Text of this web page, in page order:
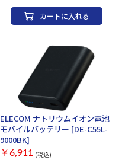
カートに入れる
ELECOM ナトリウムイオン電池
モバイルバッテリー [DE-C55L-
9000BK]
￥6,911 (税込)